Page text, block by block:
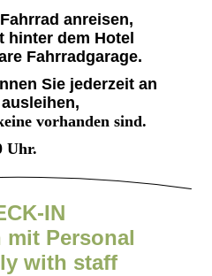
anreisen,
hinter dem Hotel
Fahrradgarage.
Sie jederzeit an
vorhanden sind.
Uhr.
IN
mit Personal
with staff